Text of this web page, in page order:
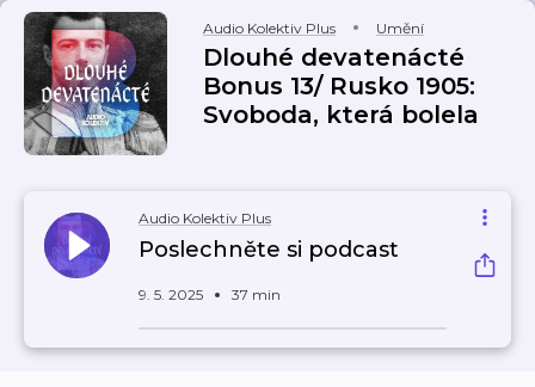
Audio Kolektiv Plus Umění
Dlouhé devatenácté
Bonus 13/ Rusko 1905:
Svoboda, která bolela
Audio Kolektiv Plus
Poslechněte si podcast
9. 5. 2025 37 min